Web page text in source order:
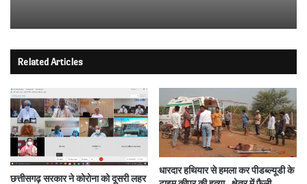
Related Articles
छत्तीसगढ़ सरकार ने कोरोना को दूसरी लहर
धारदार हथियार से हमला कर पीडब्ल्यूडी के